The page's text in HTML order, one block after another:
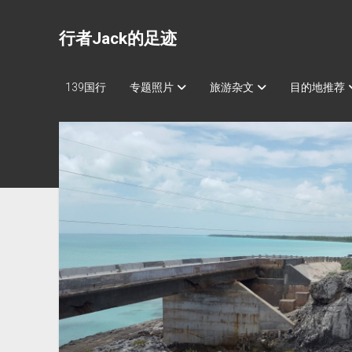
行者Jack的足迹
139国行 专题照片 旅游杂文 目的地推荐